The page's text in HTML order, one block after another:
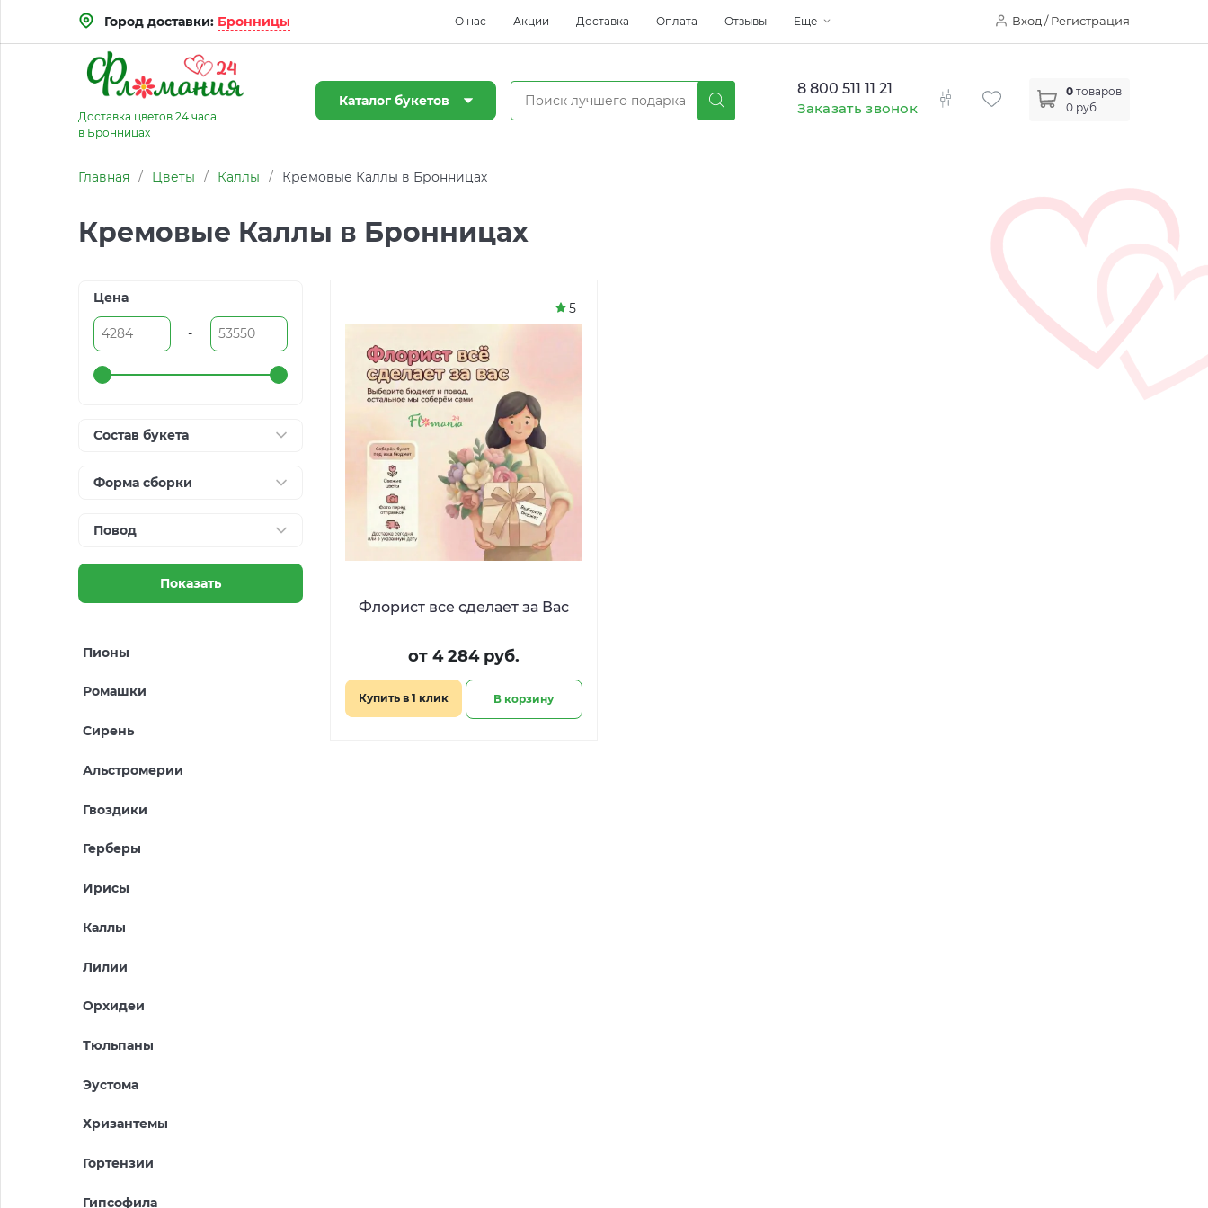
Вход / Регистрация
Город доставки: Бронницы О нас Акции Доставка Оплата Отзывы Еще
0 товаров
0 руб.
8 800 511 11 21
Заказать звонок
Доставка цветов 24 часа
в Бронницах
Каталог букетов
Главная / Цветы / Каллы / Кремовые Каллы в Бронницах
Кремовые Каллы в Бронницах
Цена
-
Состав букета
Форма сборки
Повод
Показать
Пионы
Ромашки
Сирень
Альстромерии
Гвоздики
Герберы
Ирисы
Каллы
Лилии
Орхидеи
Тюльпаны
Эустома
Хризантемы
Гортензии
Гипсофила
Флорист все сделает за Вас
от 4 284 руб.
Купить в 1 клик В корзину
5